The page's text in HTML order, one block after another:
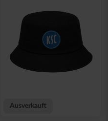
Ausverkauft